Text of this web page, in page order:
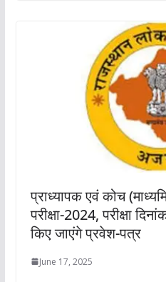
प्राध्यापक एवं कोच
परीक्षा-2024, परीक्षा
किए जाएंगे प्रवेश-पत्र
June 17, 2025